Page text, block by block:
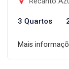
3 Quartos
Mais